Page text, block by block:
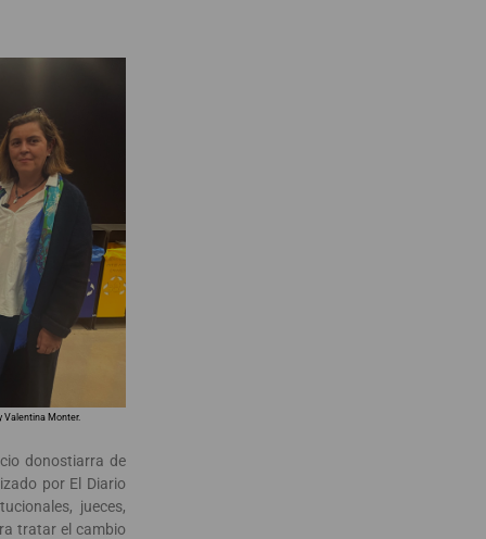
Valentina Monter.
donostiarra de
por El Diario
jueces,
tratar el cambio